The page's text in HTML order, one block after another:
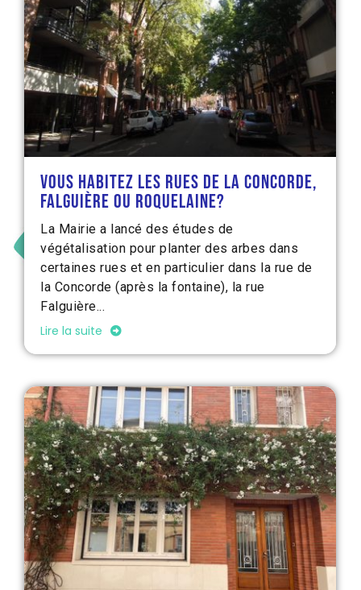
Vous habitez les rues de la Concorde,
Falguière ou Roquelaine?
La Mairie a lancé des études de
végétalisation pour planter des arbes dans
certaines rues et en particulier dans la rue de
la Concorde (après la fontaine), la rue
Falguière...
Lire la suite